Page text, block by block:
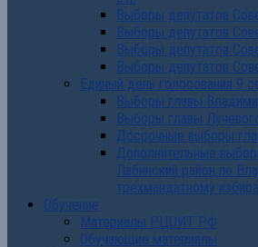
Выборы депутатов
Выборы депутатов
Выборы депутатов
Выборы депутатов
Единый день голосования 9
Выборы главы
Выборы главы
Досрочные выборы
Дополнительные
Лабинский район по
трехмандатному
Обучение
Материалы РЦОИТ РФ
Обучающие материалы